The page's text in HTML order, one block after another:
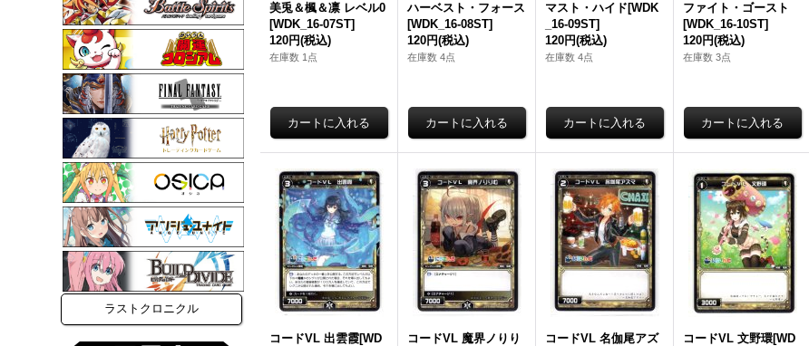
ラストクロニクル
美兎＆楓＆凛 レベル0
[WDK_16-07ST]
120円(税込)
在庫数 1点
ハーベスト・フォース
[WDK_16-08ST]
120円(税込)
在庫数 4点
マスト・ハイド[WDK
_16-09ST]
120円(税込)
在庫数 4点
ファイト・ゴースト
[WDK_16-10ST]
120円(税込)
在庫数 3点
コードVL 出雲霞[WD
コードVL 魔界ノりり
コードVL 名伽尾アズ
コードVL 文野環[WD